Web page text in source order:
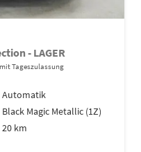
- LAGER
Tageszulassung
Automatik
Black Magic Metallic (1Z)
20 km